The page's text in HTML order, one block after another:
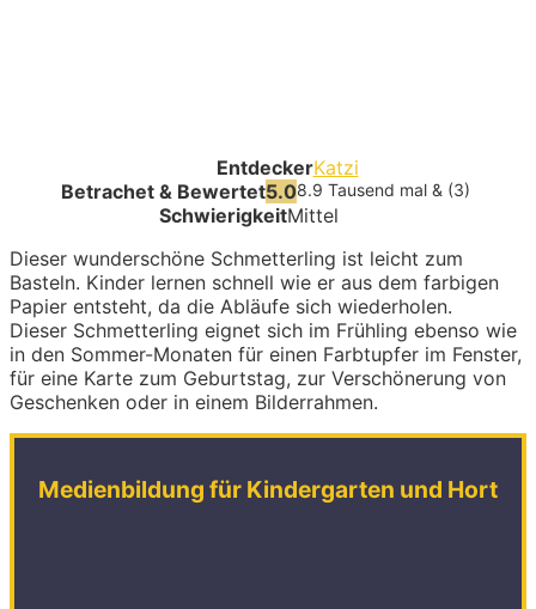
EntdeckerKatzi
Betrachet & Bewertet5.08.9 Tausend mal & (3)
SchwierigkeitMittel
Dieser wunderschöne Schmetterling ist leicht zum
Basteln. Kinder lernen schnell wie er aus dem farbigen
Papier entsteht, da die Abläufe sich wiederholen.
Dieser Schmetterling eignet sich im Frühling ebenso wie
in den Sommer-Monaten für einen Farbtupfer im Fenster,
für eine Karte zum Geburtstag, zur Verschönerung von
Geschenken oder in einem Bilderrahmen.
Medienbildung für Kindergarten und Hort